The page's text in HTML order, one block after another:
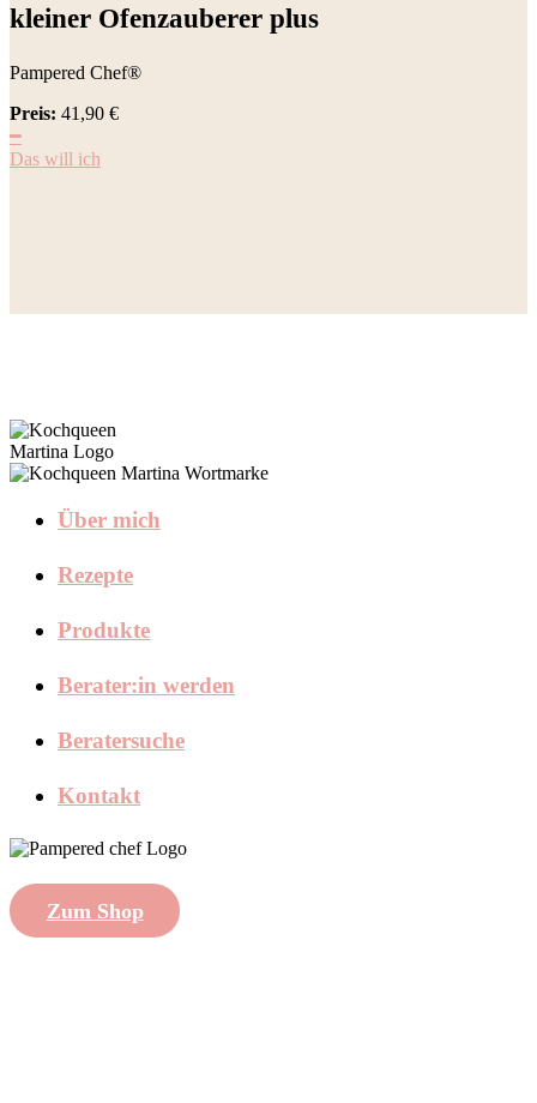
kleiner Ofenzauberer plus
Pampered Chef®
Preis: 41,90 €
━
Das will ich
Über mich
Rezepte
Produkte
Berater:in werden
Beratersuche
Kontakt
Zum Shop